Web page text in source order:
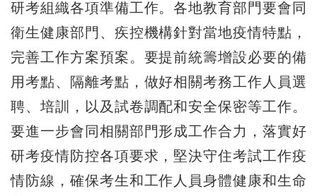
研考組織各項準備工作。各地教育部門要會同
衛生健康部門、疾控機構針對當地疫情特點，
完善工作方案預案。要提前統籌增設必要的備
用考點、隔離考點，做好相關考務工作人員選
聘、培訓，以及試卷調配和安全保密等工作。
要進一步會同相關部門形成工作合力，落實好
研考疫情防控各項要求，堅決守住考試工作疫
情防線，確保考生和工作人員身體健康和生命